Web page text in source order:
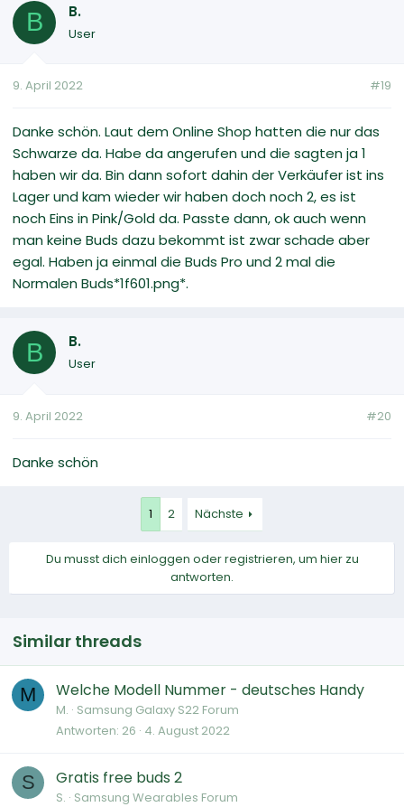
B B.
User
9. April 2022 #19
Danke schön. Laut dem Online Shop hatten die nur das
Schwarze da. Habe da angerufen und die sagten ja 1
haben wir da. Bin dann sofort dahin der Verkäufer ist ins
Lager und kam wieder wir haben doch noch 2, es ist
noch Eins in Pink/Gold da. Passte dann, ok auch wenn
man keine Buds dazu bekommt ist zwar schade aber
egal. Haben ja einmal die Buds Pro und 2 mal die
Normalen Buds*1f601.png*.
B B.
User
9. April 2022 #20
Danke schön
1 2 Nächste
Du musst dich einloggen oder registrieren, um hier zu
antworten.
Similar threads
M Welche Modell Nummer - deutsches Handy
M. Samsung Galaxy S22 Forum
Antworten 26 4. August 2022
S Gratis free buds 2
S. Samsung Wearables Forum